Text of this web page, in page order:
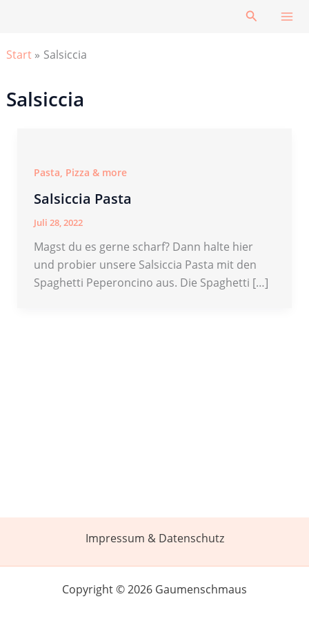
Suchen
Start Salsiccia
Salsiccia
Pasta, Pizza & more
Salsiccia Pasta
Juli 28, 2022
Magst du es gerne scharf? Dann halte hier
und probier unsere Salsiccia Pasta mit den
Spaghetti Peperoncino aus. Die Spaghetti […]
Impressum & Datenschutz
Copyright © 2026 Gaumenschmaus